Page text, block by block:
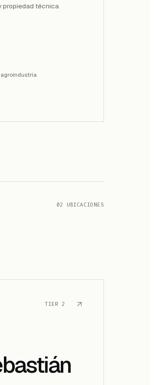
propiedad técnica
agroindustria
02 UBICACIONES
TIER2